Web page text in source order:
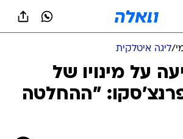
/ליגה איטלקית
על מינויו של
פרנצ'סקו: "ההחלטה